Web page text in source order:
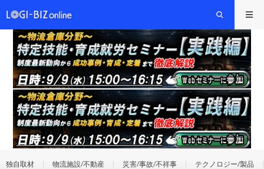
独自取材 物流施設/不動産 災害/事故/不祥事 テクノロジー/製品